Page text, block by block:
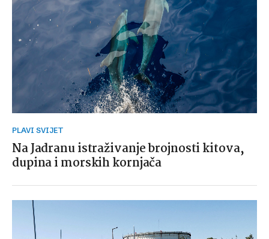
PLAVI SVIJET
Na Jadranu istraživanje brojnosti kitova,
dupina i morskih kornjača